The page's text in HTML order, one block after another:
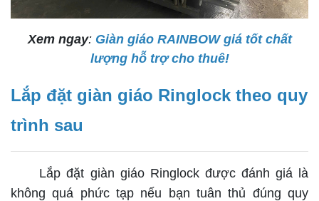
Xem ngay: Giàn giáo RAINBOW giá tốt chất
lượng hỗ trợ cho thuê!
Lắp đặt giàn giáo Ringlock theo quy
trình sau
Lắp đặt giàn giáo Ringlock được đánh giá là
không quá phức tạp nếu bạn tuân thủ đúng quy